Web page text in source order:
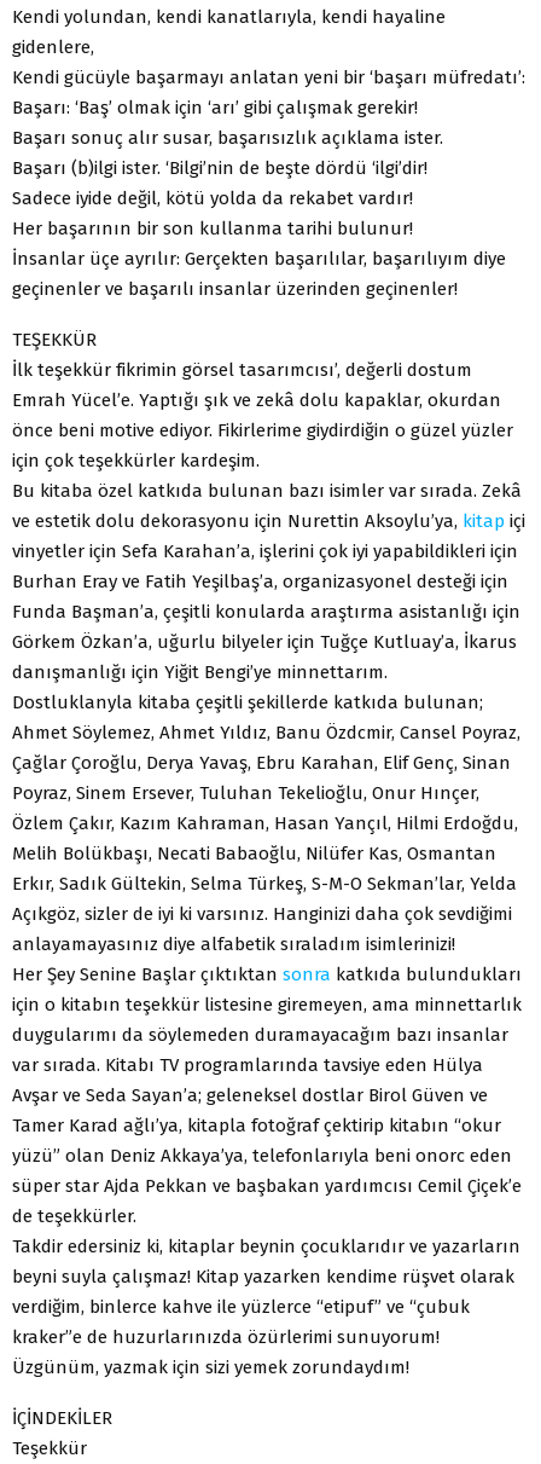
Kendi yolundan, kendi kanatlarıyla, kendi hayaline
gidenlere,
Kendi gücüyle başarmayı anlatan yeni bir ‘başarı müfredatı’:
Başarı: ‘Baş’ olmak için ‘arı’ gibi çalışmak gerekir!
Başarı sonuç alır susar, başarısızlık açıklama ister.
Başarı (b)ilgi ister. ‘Bilgi’nin de beşte dördü ‘ilgi’dir!
Sadece iyide değil, kötü yolda da rekabet vardır!
Her başarının bir son kullanma tarihi bulunur!
İnsanlar üçe ayrılır: Gerçekten başarılılar, başarılıyım diye
geçinenler ve başarılı insanlar üzerinden geçinenler!
TEŞEKKÜR
İlk teşekkür fikrimin görsel tasarımcısı’, değerli dostum
Emrah Yücel’e. Yaptığı şık ve zekâ dolu kapaklar, okurdan
önce beni motive ediyor. Fikirlerime giydirdiğin o güzel yüzler
için çok teşekkürler kardeşim.
Bu kitaba özel katkıda bulunan bazı isimler var sırada. Zekâ
ve estetik dolu dekorasyonu için Nurettin Aksoylu’ya, kitap içi
vinyetler için Sefa Karahan’a, işlerini çok iyi yapabildikleri için
Burhan Eray ve Fatih Yeşilbaş’a, organizasyonel desteği için
Funda Başman’a, çeşitli konularda araştırma asistanlığı için
Görkem Özkan’a, uğurlu bilyeler için Tuğçe Kutluay’a, İkarus
danışmanlığı için Yiğit Bengi’ye minnettarım.
Dostluklanyla kitaba çeşitli şekillerde katkıda bulunan;
Ahmet Söylemez, Ahmet Yıldız, Banu Özdcmir, Cansel Poyraz,
Çağlar Çoroğlu, Derya Yavaş, Ebru Karahan, Elif Genç, Sinan
Poyraz, Sinem Ersever, Tuluhan Tekelioğlu, Onur Hınçer,
Özlem Çakır, Kazım Kahraman, Hasan Yançıl, Hilmi Erdoğdu,
Melih Bolükbaşı, Necati Babaoğlu, Nilüfer Kas, Osmantan
Erkır, Sadık Gültekin, Selma Türkeş, S-M-O Sekman’lar, Yelda
Açıkgöz, sizler de iyi ki varsınız. Hanginizi daha çok sevdiğimi
anlayamayasınız diye alfabetik sıraladım isimlerinizi!
Her Şey Senine Başlar çıktıktan sonra katkıda bulundukları
için o kitabın teşekkür listesine giremeyen, ama minnettarlık
duygularımı da söylemeden duramayacağım bazı insanlar
var sırada. Kitabı TV programlarında tavsiye eden Hülya
Avşar ve Seda Sayan’a; geleneksel dostlar Birol Güven ve
Tamer Karad ağlı’ya, kitapla fotoğraf çektirip kitabın “okur
yüzü” olan Deniz Akkaya’ya, telefonlarıyla beni onorc eden
süper star Ajda Pekkan ve başbakan yardımcısı Cemil Çiçek’e
de teşekkürler.
Takdir edersiniz ki, kitaplar beynin çocuklarıdır ve yazarların
beyni suyla çalışmaz! Kitap yazarken kendime rüşvet olarak
verdiğim, binlerce kahve ile yüzlerce “etipuf” ve “çubuk
kraker”e de huzurlarınızda özürlerimi sunuyorum!
Üzgünüm, yazmak için sizi yemek zorundaydım!
İÇİNDEKİLER
Teşekkür